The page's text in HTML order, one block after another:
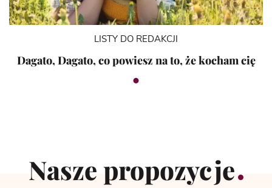
LISTY DO REDAKCJI
Dagato, Dagato, co powiesz na to, że kocham cię
Nasze propozycje